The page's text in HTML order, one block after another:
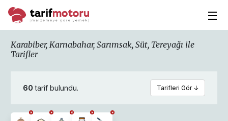
Karabiber, Karnabahar, Sarımsak, Süt, Tereyağı ile
Tarifler
60 tarif bulundu. Tarifleri Gör ↓